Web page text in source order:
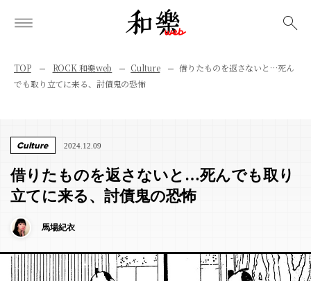
TOP ROCK 和樂web Culture
借りたものを返さないと…死ん
でも取り立てに来る、討債鬼の恐怖
Culture 2024.12.09
借りたものを返さないと…死んでも取り
立てに来る、討債鬼の恐怖
馬場紀衣